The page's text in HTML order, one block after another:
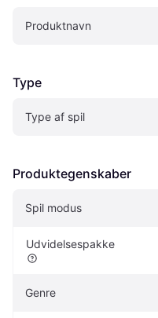
Produktnavn
Type
Type af spil
Produktegenskaber
Spil modus
Udvidelsespakke
Genre